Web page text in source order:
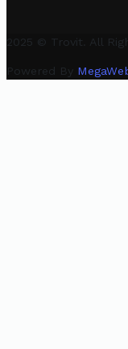
2025 © Trovit. All
Powered By